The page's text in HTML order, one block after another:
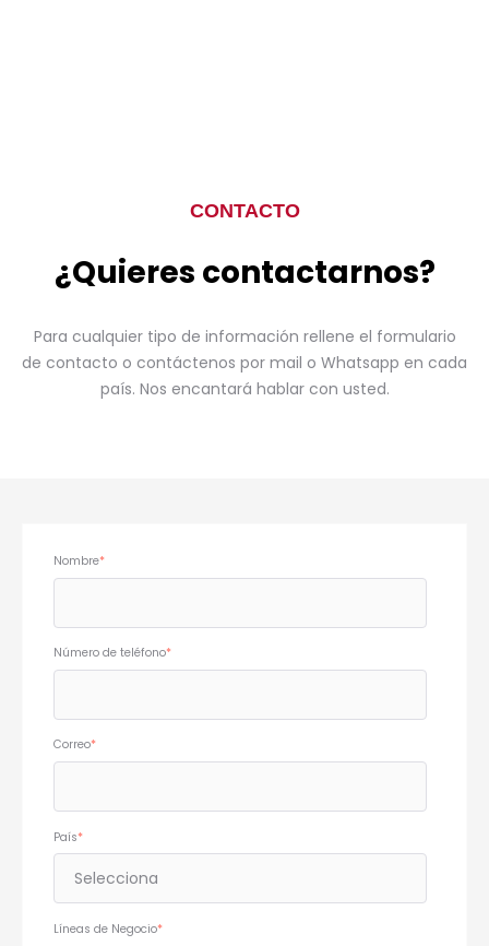
CONTACTO
¿Quieres contactarnos?
Para cualquier tipo de información rellene el formulario
de contacto o contáctenos por mail o Whatsapp en cada
país. Nos encantará hablar con usted.
Nombre*
Número de teléfono*
Correo*
País*
Líneas de Negocio*